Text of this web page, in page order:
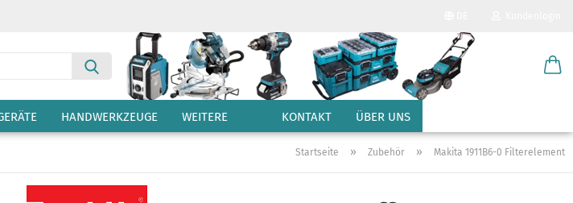
Sprache auswählen
Lieferland
Passwort
Suche...
HANDWERKZEUGE KONTAKT ÜBER UNS
WEITERE
Startseite » Zubehör » Makita 1911B6-0 Filterelement